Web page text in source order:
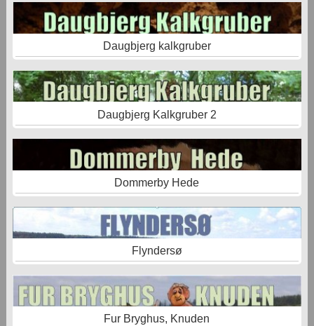
Daugbjerg kalkgruber
Daugbjerg Kalkgruber 2
Dommerby Hede
Flyndersø
Fur Bryghus, Knuden